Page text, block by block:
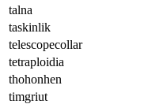
talna
taskinlik
telescopecollar
tetraploidia
thohonhen
timgriut